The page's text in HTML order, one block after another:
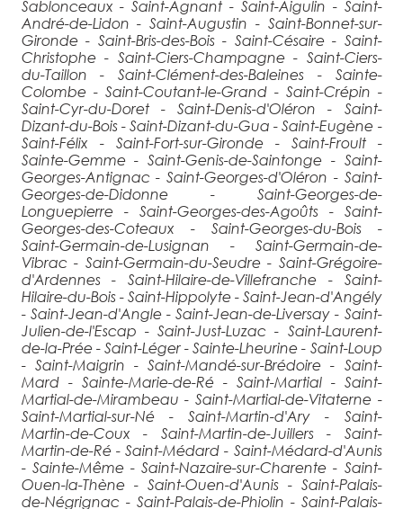
Sablonceaux - Saint-Agnant - Saint-Aigulin - Saint-
André-de-Lidon - Saint-Augustin - Saint-Bonnet-sur-
Gironde - Saint-Bris-des-Bois - Saint-Césaire - Saint-
Christophe - Saint-Ciers-Champagne - Saint-Ciers-
du-Taillon - Saint-Clément-des-Baleines - Sainte-
Colombe - Saint-Coutant-le-Grand - Saint-Crépin -
Saint-Cyr-du-Doret - Saint-Denis-d'Oléron - Saint-
Dizant-du-Bois - Saint-Dizant-du-Gua - Saint-Eugène -
Saint-Félix - Saint-Fort-sur-Gironde - Saint-Froult -
Sainte-Gemme - Saint-Genis-de-Saintonge - Saint-
Georges-Antignac - Saint-Georges-d'Oléron - Saint-
Georges-de-Didonne - Saint-Georges-de-
Longuepierre - Saint-Georges-des-Agoûts - Saint-
Georges-des-Coteaux - Saint-Georges-du-Bois -
Saint-Germain-de-Lusignan - Saint-Germain-de-
Vibrac - Saint-Germain-du-Seudre - Saint-Grégoire-
d'Ardennes - Saint-Hilaire-de-Villefranche - Saint-
Hilaire-du-Bois - Saint-Hippolyte - Saint-Jean-d'Angély
- Saint-Jean-d'Angle - Saint-Jean-de-Liversay - Saint-
Julien-de-l'Escap - Saint-Just-Luzac - Saint-Laurent-
de-la-Prée - Saint-Léger - Sainte-Lheurine - Saint-Loup
- Saint-Maigrin - Saint-Mandé-sur-Brédoire - Saint-
Mard - Sainte-Marie-de-Ré - Saint-Martial - Saint-
Martial-de-Mirambeau - Saint-Martial-de-Vitaterne -
Saint-Martial-sur-Né - Saint-Martin-d'Ary - Saint-
Martin-de-Coux - Saint-Martin-de-Juillers - Saint-
Martin-de-Ré - Saint-Médard - Saint-Médard-d'Aunis
- Sainte-Même - Saint-Nazaire-sur-Charente - Saint-
Ouen-la-Thène - Saint-Ouen-d'Aunis - Saint-Palais-
de-Négrignac - Saint-Palais-de-Phiolin - Saint-Palais-